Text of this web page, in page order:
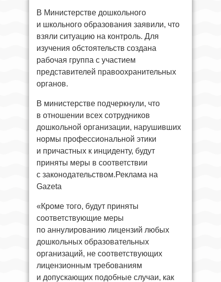
В Министерстве дошкольного
и школьного образования заявили, что
взяли ситуацию на контроль. Для
изучения обстоятельств создана
рабочая группа с участием
представителей правоохранительных
органов.
В министерстве подчеркнули, что
в отношении всех сотрудников
дошкольной организации, нарушивших
нормы профессиональной этики
и причастных к инциденту, будут
приняты меры в соответствии
с законодательством.Реклама на
Gazeta
«Кроме того, будут приняты
соответствующие меры
по аннулированию лицензий любых
дошкольных образовательных
организаций, не соответствующих
лицензионным требованиям
и допускающих подобные случаи, как